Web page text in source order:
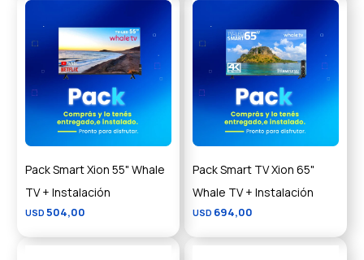
Pack Smart Xion 55" Whale
TV + Instalación
USD 504,00
Pack Smart TV Xion 65"
Whale TV + Instalación
USD 694,00